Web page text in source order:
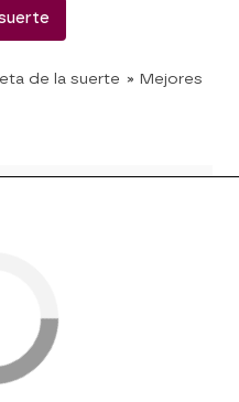
de la suerte » Mejores